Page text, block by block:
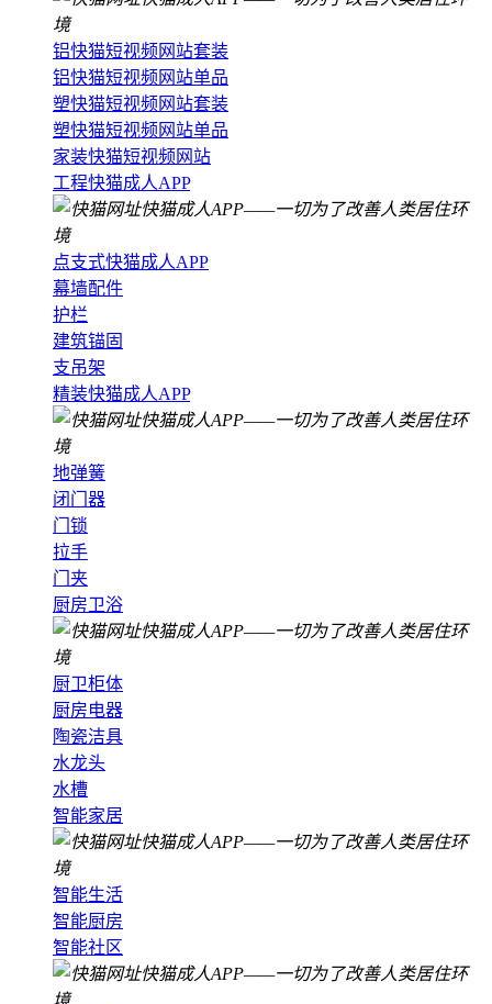
铝快猫短视频网站套装
铝快猫短视频网站单品
塑快猫短视频网站套装
塑快猫短视频网站单品
家装快猫短视频网站
工程快猫成人APP
点支式快猫成人APP
幕墙配件
护栏
建筑锚固
支吊架
精装快猫成人APP
地弹簧
闭门器
门锁
拉手
门夹
厨房卫浴
厨卫柜体
厨房电器
陶瓷洁具
水龙头
水槽
智能家居
智能生活
智能厨房
智能社区